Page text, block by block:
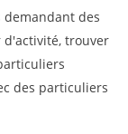
des
d'activité, trouver
des particuliers